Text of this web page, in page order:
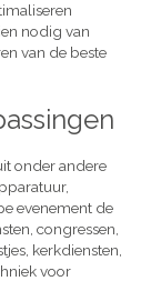
nodig van
van de beste
onder andere
evenement de
congressen,
kerkdiensten,
voor